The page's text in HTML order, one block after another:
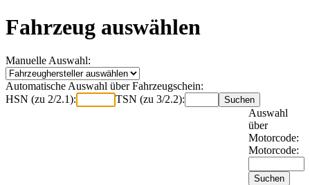
Fahrzeug auswählen
Manuelle Auswahl:
Automatische Auswahl über Fahrzeugschein:
HSN (zu 2/2.1):
TSN (zu 3/2.2):
Auswahl
über
Motorcode:
Motorcode: